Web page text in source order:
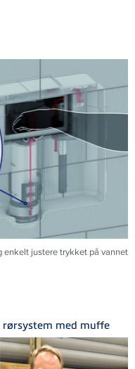
enkelt justere trykket på vannet
rørsystem med muffe